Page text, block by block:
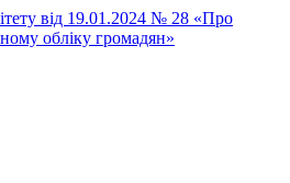
від 19.01.2024 № 28 «Про
обліку громадян»